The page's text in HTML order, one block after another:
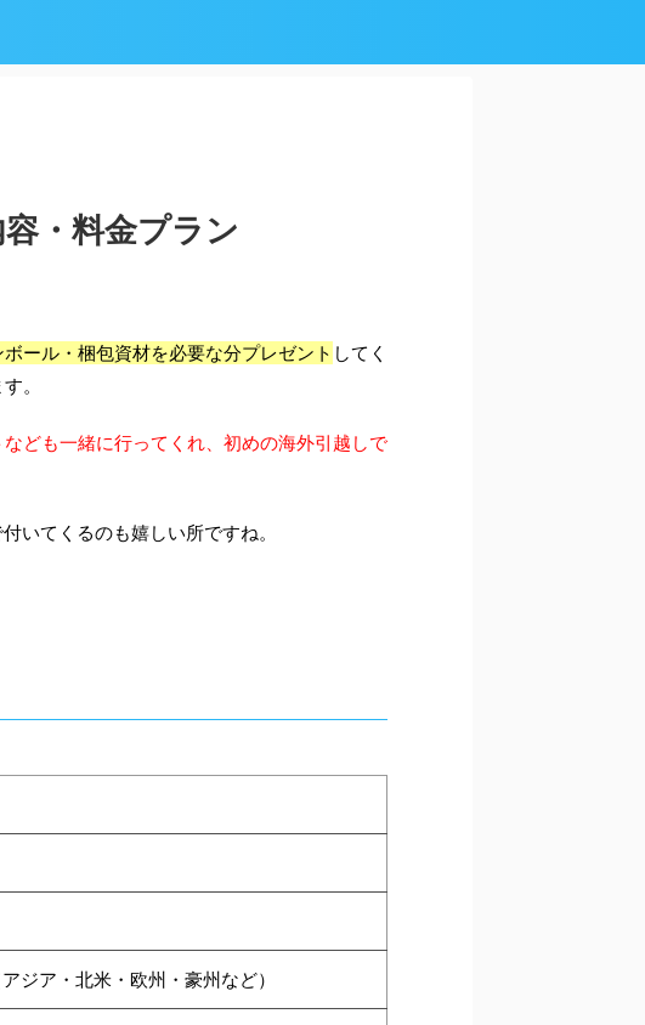
・料金プラン
ール・梱包資材を必要な分プレゼント してく
。
ども一緒に行ってくれ、初めの海外引越しで
いてくるのも嬉しい所ですね。
ジア・北米・欧州・豪州など）